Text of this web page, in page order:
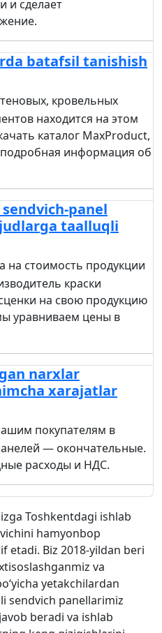
и сделает
batafsil tanishish
кровельных
находится на этом
каталог MaxProduct,
подробная информация об
panel
taalluqli
на стоимость продукции
краски
на свою продукцию
уравниваем цены в
narxlar
xarajatlar
покупателям в
— окончательные.
расходы и НДС.
Toshkentdagi ishlab
hamyonbop
etadi. Biz 2018-yildan beri
va
yetakchilardan
sendvich panellarimiz
beradi va ishlab